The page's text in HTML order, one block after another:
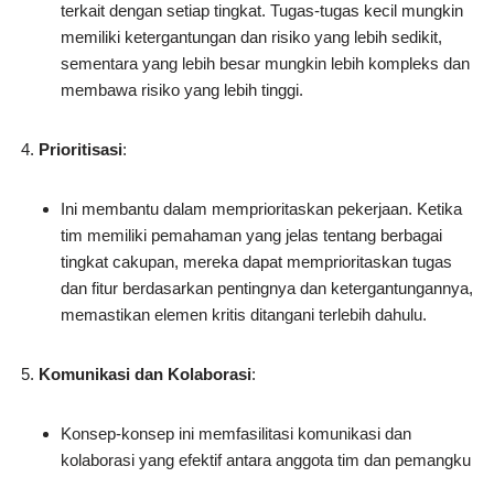
terkait dengan setiap tingkat. Tugas-tugas kecil mungkin
memiliki ketergantungan dan risiko yang lebih sedikit,
sementara yang lebih besar mungkin lebih kompleks dan
membawa risiko yang lebih tinggi.
Prioritisasi:
Ini membantu dalam memprioritaskan pekerjaan. Ketika
tim memiliki pemahaman yang jelas tentang berbagai
tingkat cakupan, mereka dapat memprioritaskan tugas
dan fitur berdasarkan pentingnya dan ketergantungannya,
memastikan elemen kritis ditangani terlebih dahulu.
Komunikasi dan Kolaborasi:
Konsep-konsep ini memfasilitasi komunikasi dan
kolaborasi yang efektif antara anggota tim dan pemangku